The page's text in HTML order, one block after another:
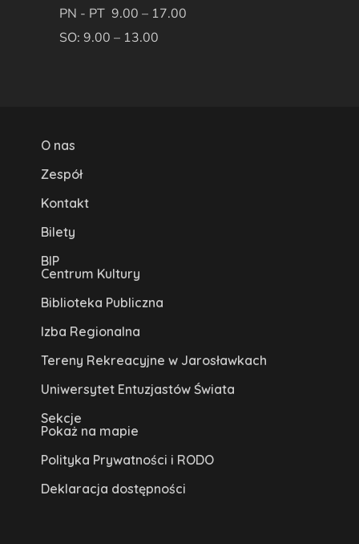
PN - PT 9.00 – 17.00
SO: 9.00 – 13.00
O nas
Zespół
Kontakt
Bilety
BIP
Centrum Kultury
Biblioteka Publiczna
Izba Regionalna
Tereny Rekreacyjne w Jarosławkach
Uniwersytet Entuzjastów Świata
Sekcje
Pokaż na mapie
Polityka Prywatności i RODO
Deklaracja dostępności